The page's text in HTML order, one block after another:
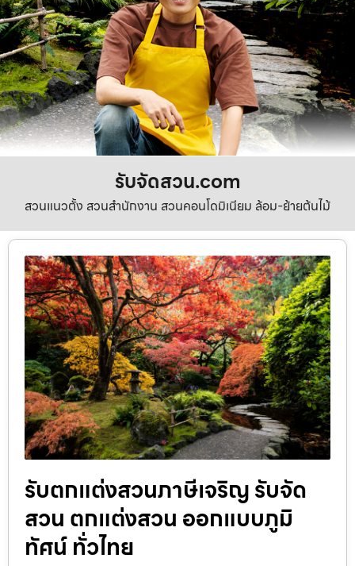
รับจัดสวน.com
สวนแนวตั้ง สวนสำนักงาน สวนคอนโดมิเนียม ล้อม-ย้ายต้นไม้
รับตกแต่งสวนภาษีเจริญ รับจัด
สวน ตกแต่งสวน ออกแบบภูมิ
ทัศน์ ทั่วไทย